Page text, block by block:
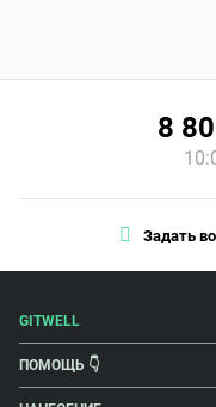
Задать
8
GITWELL
ПОМОЩЬ 👇